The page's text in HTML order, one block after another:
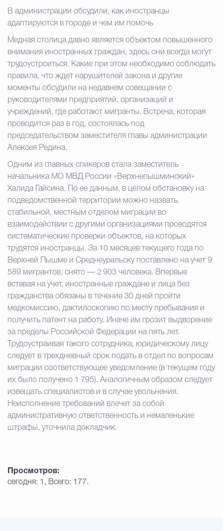
Счётная палата Городского
Общественная
Градостроительство и
Государственные организации
Открытые
В администрации обсудили, как иностранцы
адаптируются в городе и чем им помочь
Медная столица давно является объектом повышенного
внимания иностранных граждан, здесь они всегда могут
трудоустроиться. Какие при этом необходимо соблюдать
правила, что ждет нарушителей закона и другие
моменты обсудили на недавнем совещании с
руководителями предприятий, организаций и
учреждений, где работают мигранты. Встреча, которая
проводится раз в год, состоялась под
председательством заместителя главы администрации
Алексея Редина.
Одним из главных спикеров стала заместитель
начальника МО МВД России «Верхнепышминский»
Халида Гайсина. По ее данным, в целом обстановку на
подведомственной территории можно назвать
стабильной, местным отделом миграции во
взаимодействии с другими организациями проводятся
систематические проверки объектов, на которых
трудятся иностранцы. За 10 месяцев текущего года по
Верхней Пышме и Среднеуральску поставлено на учет 9
589 мигрантов, снято — 2 903 человека. Впервые
вставая на учет, иностранные граждане и лица без
гражданства обязаны в течение 30 дней пройти
медкомиссию, дактилоскопию по месту пребывания и
получить патент на работу. Иначе им грозит выдворение
за пределы Российской Федерации на пять лет.
Трудоустраивая такого сотрудника, юридическому лицу
следует в трехдневный срок подать в отдел по вопросам
миграции соответствующее уведомление (в текущем году
их было получено 1 795). Аналогичным образом следует
извещать специалистов и в случае увольнения.
Неисполнение требований влечет за собой
административную ответственность и немаленькие
штрафы, уточнила докладчик.
Просмотров:
сегодня: 1, Всего: 177.